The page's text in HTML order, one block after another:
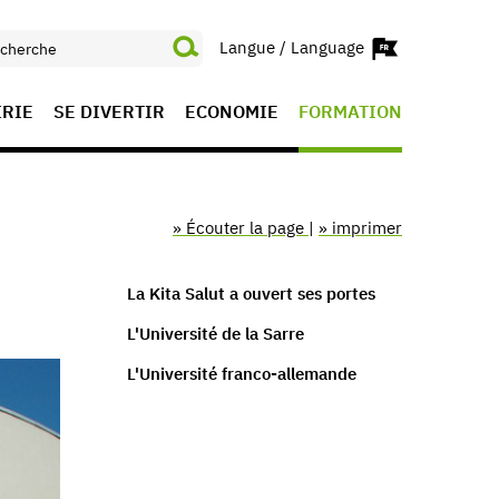
Langue / Language
SE DIVERTIR ECONOMIE FORMATION
» Écouter la page | » imprimer
La Kita Salut a ouvert ses portes
L'Université de la Sarre
L'Université franco-allemande